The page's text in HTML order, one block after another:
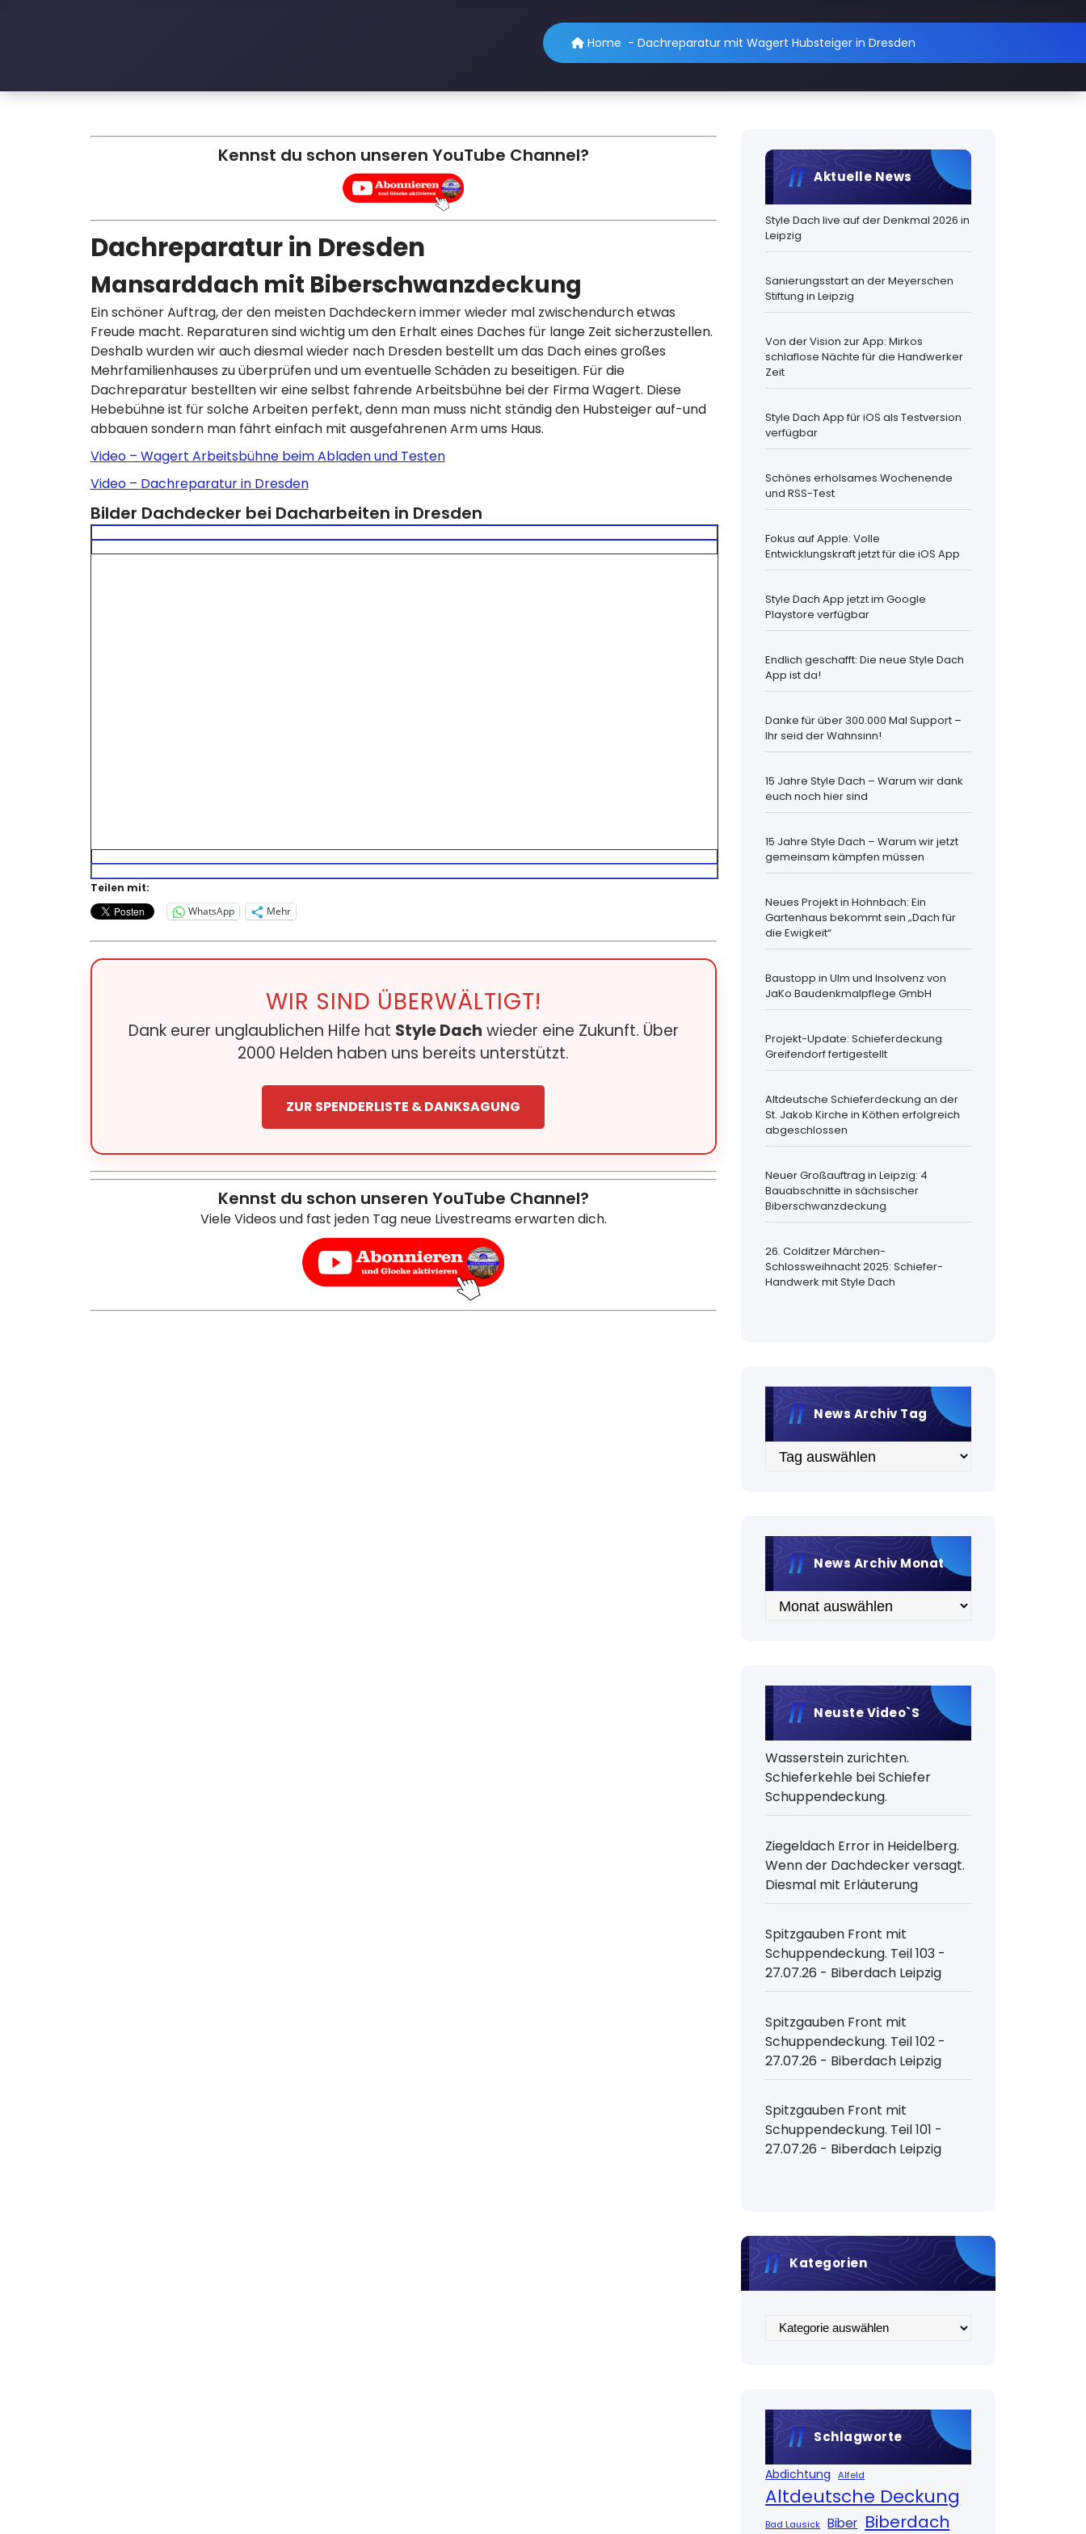
D
c
Home - Dachreparatur mit Wagert Hubsteiger in Dresden
Kennst du schon unseren YouTube Channel?
Dachreparatur in Dresden
Mansarddach mit Biberschwanzdeckung
Ein schöner Auftrag, der den meisten Dachdeckern immer wieder mal zwischendurch etwas
Freude macht. Reparaturen sind wichtig um den Erhalt eines Daches für lange Zeit sicherzustellen.
Deshalb wurden wir auch diesmal wieder nach Dresden bestellt um das Dach eines großes
Mehrfamilienhauses zu überprüfen und um eventuelle Schäden zu beseitigen. Für die
Dachreparatur bestellten wir eine selbst fahrende Arbeitsbühne bei der Firma Wagert. Diese
Hebebühne ist für solche Arbeiten perfekt, denn man muss nicht ständig den Hubsteiger auf-und
abbauen sondern man fährt einfach mit ausgefahrenen Arm ums Haus.
Video – Wagert Arbeitsbühne beim Abladen und Testen
Video – Dachreparatur in Dresden
Bilder Dachdecker bei Dacharbeiten in Dresden
Teilen mit:
WhatsApp
Mehr
WIR SIND ÜBERWÄLTIGT!
Dank eurer unglaublichen Hilfe hat Style Dach wieder eine Zukunft. Über
2000 Helden haben uns bereits unterstützt.
ZUR SPENDERLISTE & DANKSAGUNG
Kennst du schon unseren YouTube Channel?
Viele Videos und fast jeden Tag neue Livestreams erwarten dich.
Aktuelle News
Style Dach live auf der Denkmal 2026 in
Leipzig
Sanierungsstart an der Meyerschen
Stiftung in Leipzig
Von der Vision zur App: Mirkos
schlaflose Nächte für die Handwerker
Zeit
Style Dach App für iOS als Testversion
verfügbar
Schönes erholsames Wochenende
und RSS-Test
Fokus auf Apple: Volle
Entwicklungskraft jetzt für die iOS App
Style Dach App jetzt im Google
Playstore verfügbar
Endlich geschafft: Die neue Style Dach
App ist da!
Danke für über 300.000 Mal Support –
Ihr seid der Wahnsinn!
15 Jahre Style Dach – Warum wir dank
euch noch hier sind
15 Jahre Style Dach – Warum wir jetzt
gemeinsam kämpfen müssen
Neues Projekt in Hohnbach: Ein
Gartenhaus bekommt sein „Dach für
die Ewigkeit“
Baustopp in Ulm und Insolvenz von
JaKo Baudenkmalpflege GmbH
Projekt-Update: Schieferdeckung
Greifendorf fertigestellt
Altdeutsche Schieferdeckung an der
St. Jakob Kirche in Köthen erfolgreich
abgeschlossen
Neuer Großauftrag in Leipzig: 4
Bauabschnitte in sächsischer
Biberschwanzdeckung
26. Colditzer Märchen-
Schlossweihnacht 2025: Schiefer-
Handwerk mit Style Dach
News Archiv Tag
Archiv
News Archiv Monat
Archiv
Neuste Video`s
Wasserstein zurichten.
Schieferkehle bei Schiefer
Schuppendeckung.
Ziegeldach Error in Heidelberg.
Wenn der Dachdecker versagt.
Diesmal mit Erläuterung
Spitzgauben Front mit
Schuppendeckung. Teil 103 -
27.07.26 - Biberdach Leipzig
Spitzgauben Front mit
Schuppendeckung. Teil 102 -
27.07.26 - Biberdach Leipzig
Spitzgauben Front mit
Schuppendeckung. Teil 101 -
27.07.26 - Biberdach Leipzig
Kategorien
Kategorien
Schlagworte
Abdichtung Alfeld
Altdeutsche Deckung
Bad Lausick Biber Biberdach